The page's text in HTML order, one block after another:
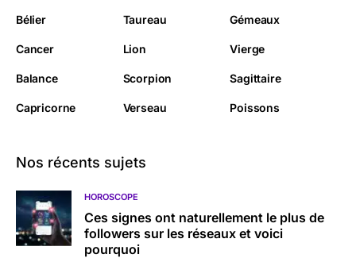
Bélier Taureau Gémeaux
Cancer Lion Vierge
Balance Scorpion Sagittaire
Capricorne Verseau Poissons
Nos récents sujets
HOROSCOPE
Ces signes ont naturellement le plus de
followers sur les réseaux et voici
pourquoi